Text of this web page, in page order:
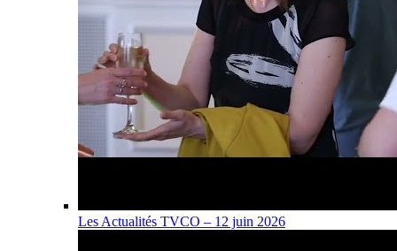
Les Actualités TVCO – 12 juin 2026